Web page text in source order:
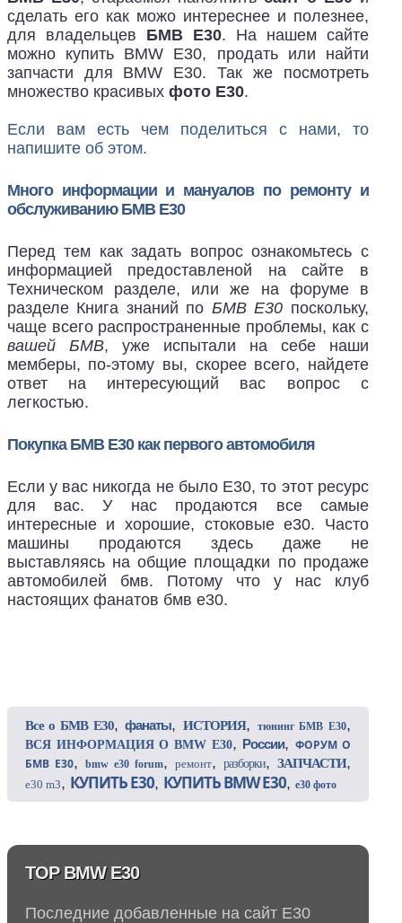
сделать его как можо интереснее и полезнее,
для владельцев БМВ Е30. На нашем сайте
можно купить BMW E30, продать или найти
запчасти для BMW E30. Так же посмотреть
множество красивых фото E30.
Если вам есть чем поделиться с нами, то
напишите об этом.
Много информации и мануалов по ремонту и
обслуживанию БМВ Е30
Перед тем как задать вопрос ознакомьтесь с
информацией предоставленой на сайте в
Техническом разделе, или же на форуме в
разделе Книга знаний по БМВ Е30 поскольку,
чаще всего распространенные проблемы, как с
вашей БМВ, уже испытали на себе наши
мемберы, по-этому вы, скорее всего, найдете
ответ на интересующий вас вопрос с
легкостью.
Покупка БМВ Е30 как первого автомобиля
Если у вас никогда не было Е30, то этот ресурс
для вас. У нас продаются все самые
интересные и хорошие, стоковые е30. Часто
машины продаются здесь даже не
выставляясь на общие площадки по продаже
автомобилей бмв. Потому что у нас клуб
настоящих фанатов бмв е30.
Все о БМВ Е30,фанаты,ИСТОРИЯ, тюнинг БМВ Е30,
ВСЯ ИНФОРМАЦИЯ О BMW E30, России,ФОРУМ О
БМВ Е30, bmw e30 forum, ремонт, разборки, ЗАПЧАСТИ,
e30 m3, КУПИТЬ E30, КУПИТЬ BMW E30, e30 фото
TOP BMW E30
Последние добавленные на сайт E30